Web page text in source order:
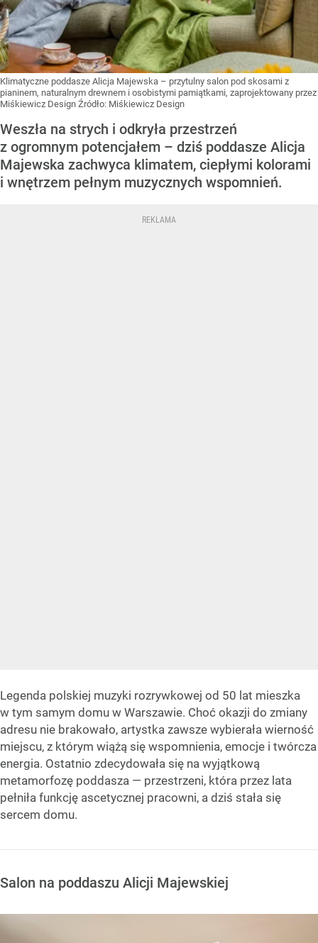
Klimatyczne poddasze Alicja Majewska – przytulny salon pod skosami z
pianinem, naturalnym drewnem i osobistymi pamiątkami, zaprojektowany przez
Miśkiewicz Design Źródło: Miśkiewicz Design
Weszła na strych i odkryła przestrzeń
z ogromnym potencjałem – dziś poddasze Alicja
Majewska zachwyca klimatem, ciepłymi kolorami
i wnętrzem pełnym muzycznych wspomnień.
Legenda polskiej muzyki rozrywkowej od 50 lat mieszka
w tym samym domu w Warszawie. Choć okazji do zmiany
adresu nie brakowało, artystka zawsze wybierała wierność
miejscu, z którym wiążą się wspomnienia, emocje i twórcza
energia. Ostatnio zdecydowała się na wyjątkową
metamorfozę poddasza — przestrzeni, która przez lata
pełniła funkcję ascetycznej pracowni, a dziś stała się
sercem domu.
Salon na poddaszu Alicji Majewskiej